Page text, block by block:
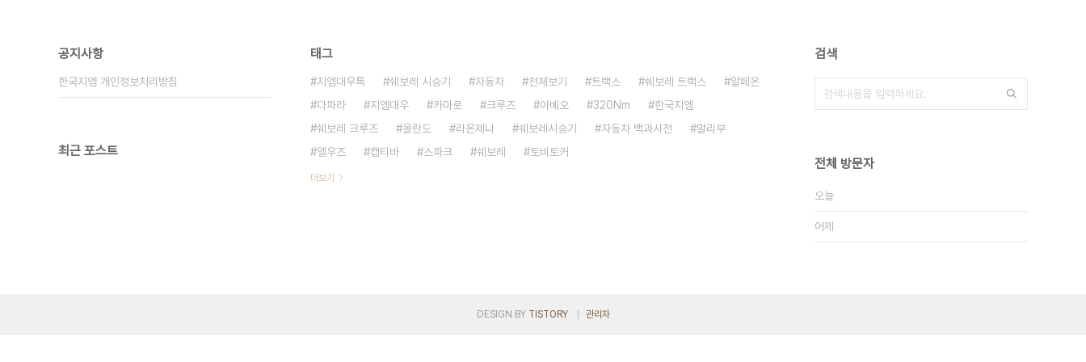
공지사항
한국지엠 개인정보처리방침
최근 포스트
태그
지엠대우톡 쉐보레 시승기 자동차 전체보기 트랙스 쉐보레 트랙스
알페온
다파라
지엠대우 카마로 크루즈 아베오 320Nm
한국지엠
쉐보레 크루즈
올란도 라온제나 쉐보레시승기 자동차 백과사전
말리부
엘우즈
캡티바 스파크 쉐보레 토비토커
더보기
검색
전체 방문자
오늘
어제
DESIGN BY TISTORY 관리자